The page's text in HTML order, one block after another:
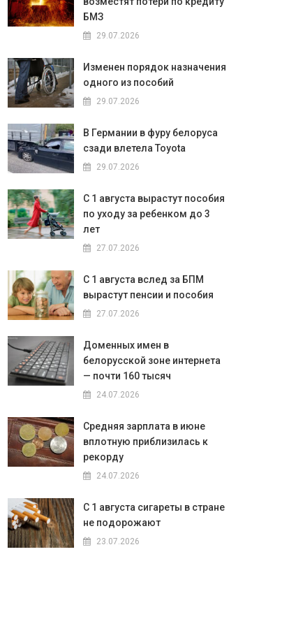
БМЗ
29.07.2026
Изменен порядок назначения
одного из пособий
29.07.2026
В Германии в фуру белоруса
сзади влетела Toyota
29.07.2026
С 1 августа вырастут пособия
по уходу за ребенком до 3
лет
27.07.2026
С 1 августа вслед за БПМ
вырастут пенсии и пособия
27.07.2026
Доменных имен в
белорусской зоне интернета
— почти 160 тысяч
24.07.2026
Средняя зарплата в июне
вплотную приблизилась к
рекорду
24.07.2026
С 1 августа сигареты в стране
не подорожают
23.07.2026